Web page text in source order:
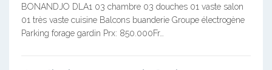
BONANDJO DLA1 03 chambre 03 douches 01 vaste salon
01 très vaste cuisine Balcons buanderie Groupe électrogène
Parking forage gardin Prx: 850.000Fr…